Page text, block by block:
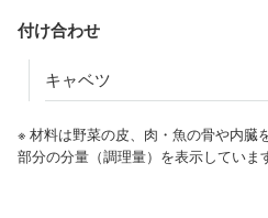
付け合わせ
キャベツ
※ 材料は野菜の皮、肉・魚の骨や内臓
部分の分量（調理量）を表示していま